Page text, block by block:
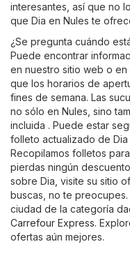
interesantes, así que no
que Dia en Nules te
¿Se pregunta cuándo
Puede encontrar
en nuestro sitio web o
que los horarios de
fines de semana. Las
no sólo en Nules, sino
incluida . Puede estar
folleto actualizado de
Recopilamos folletos
pierdas ningún
sobre Dia, visite su sitio
buscas, no te
ciudad de la categoría
Carrefour Express.
ofertas aún mejores.